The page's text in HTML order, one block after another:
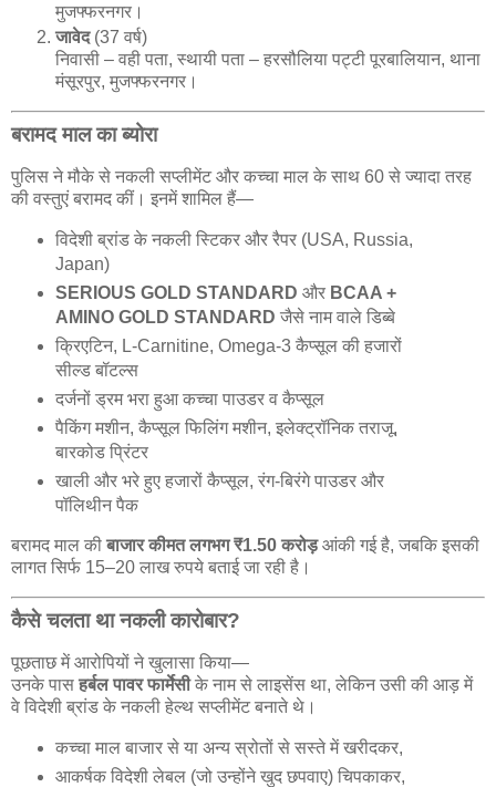
मुजफ्फरनगर।
जावेद(37 वर्ष)
निवासी – वही पता, स्थायी पता – हरसौलिया पट्टी पूरबालियान, थाना
मंसूरपुर, मुजफ्फरनगर।
बरामद माल का ब्योरा
पुलिस ने मौके से नकली सप्लीमेंट और कच्चा माल के साथ 60 से ज्यादा तरह
की वस्तुएं बरामद कीं। इनमें शामिल हैं—
विदेशी ब्रांड के नकली स्टिकर और रैपर (USA, Russia,
Japan)
SERIOUS GOLD STANDARD और BCAA +
AMINO GOLD STANDARD जैसे नाम वाले डिब्बे
क्रिएटिन, L-Carnitine, Omega-3 कैप्सूल की हजारों
सील्ड बॉटल्स
दर्जनों ड्रम भरा हुआ कच्चा पाउडर व कैप्सूल
पैकिंग मशीन, कैप्सूल फिलिंग मशीन, इलेक्ट्रॉनिक तराजू,
बारकोड प्रिंटर
खाली और भरे हुए हजारों कैप्सूल, रंग-बिरंगे पाउडर और
पॉलिथीन पैक
बरामद माल कीबाजार कीमत लगभग ₹1.50 करोड़आंकी गई है, जबकि इसकी
लागत सिर्फ 15–20 लाख रुपये बताई जा रही है।
कैसे चलता था नकली कारोबार?
पूछताछ में आरोपियों ने खुलासा किया—
उनके पासहर्बल पावर फार्मेसीके नाम से लाइसेंस था, लेकिन उसी की आड़ में
वे विदेशी ब्रांड के नकली हेल्थ सप्लीमेंट बनाते थे।
कच्चा माल बाजार से या अन्य स्रोतों से सस्ते में खरीदकर,
आकर्षक विदेशी लेबल (जो उन्होंने खुद छपवाए) चिपकाकर,